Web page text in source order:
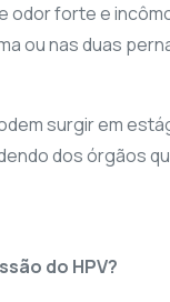
odor forte e
ou nas duas
surgir em
dos órgãos
do HPV?